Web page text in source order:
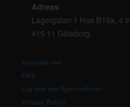
Adress:
Lagergatan 1 Hus B19a, 4 tr
415 11 Göteborg
Kontakta oss
FAQ
Läs mer om Sponsorhuset
Privacy Policy